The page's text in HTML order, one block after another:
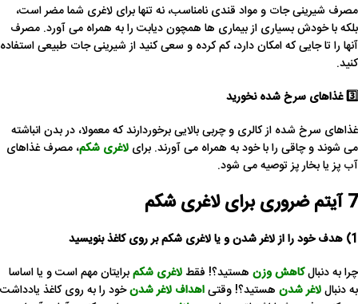
مصرف شیرینی جات و مواد قندی نامناسب، نه تنها برای لاغری شما مضر است،
بلکه با خودش بسیاری از بیماری ها همچون دیابت را به همراه می آورد. مصرف
آنها را تا جایی که امکان دارد، کم کرده و سعی کنید از شیرینی جات طبیعی استفاده
کنید.
3️⃣ غذاهای سرخ شده نخورید
غذاهای سرخ شده از کالری و چربی بالایی برخوردارند که معمولا، در بدن انباشته
می شوند و چاقی را با خود به همراه می آورند. برای لاغری شکم، مصرف غذاهای
آب پز یا بخار پز توصیه می شود.
7 آیتم ضروری برای لاغری شکم
1) هدف خود را از لاغر شدن و یا لاغری شکم بر روی کاغذ بنویسید
چرا به دنبالکاهش وزن هستید؟! فقطلاغری شکمبرایتان مهم است و یا اساسا
به دنباللاغر شدن هستید؟! وقتیاهداف لاغر شدنخود را به روی کاغذ یادداشت